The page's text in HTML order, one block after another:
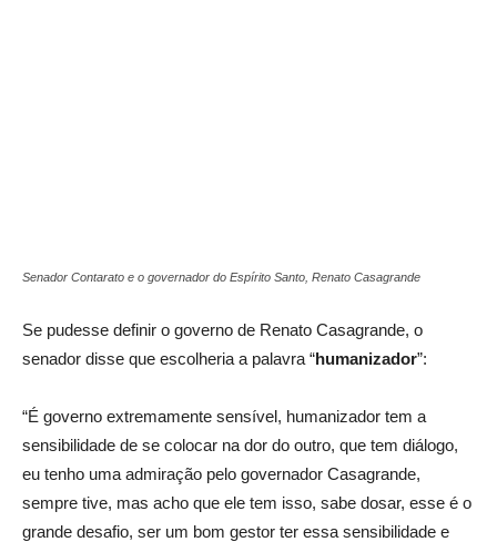
Senador Contarato e o governador do Espírito Santo, Renato Casagrande
Se pudesse definir o governo de Renato Casagrande, o
senador disse que escolheria a palavra “humanizador”:
“É governo extremamente sensível, humanizador tem a
sensibilidade de se colocar na dor do outro, que tem diálogo,
eu tenho uma admiração pelo governador Casagrande,
sempre tive, mas acho que ele tem isso, sabe dosar, esse é o
grande desafio, ser um bom gestor ter essa sensibilidade e